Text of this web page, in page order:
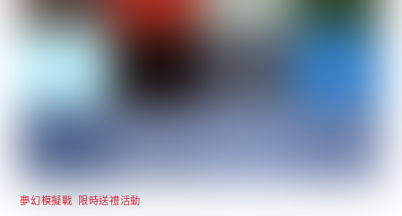
夢幻模擬戰 限時送禮活動